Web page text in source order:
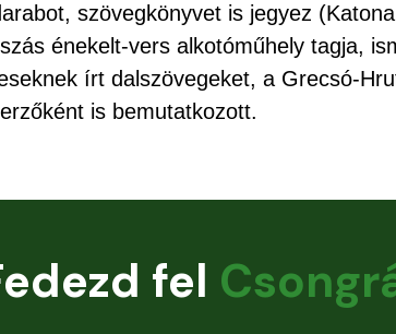
szövegkönyvet is jegyez
énekelt-vers alkotóműhely tagja,
írt dalszövegeket, a Grecsó-
is bemutatkozott.
fel